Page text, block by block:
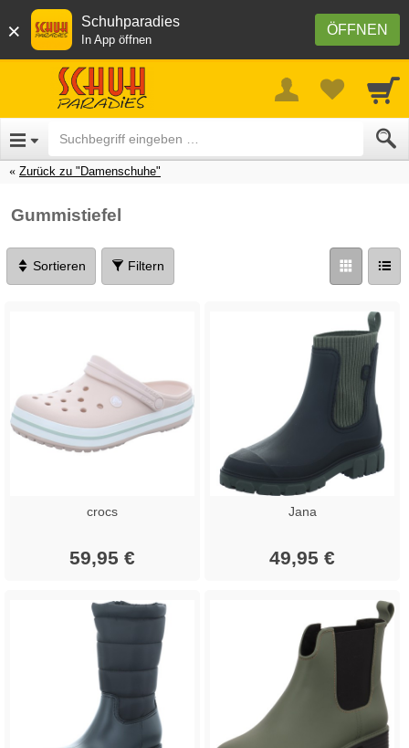
× ÖFFNEN
Schuhparadies
In App öffnen
Zurück zu "Damenschuhe"
Gummistiefel
Sortieren Filtern
crocs
59,95 €
Jana
49,95 €